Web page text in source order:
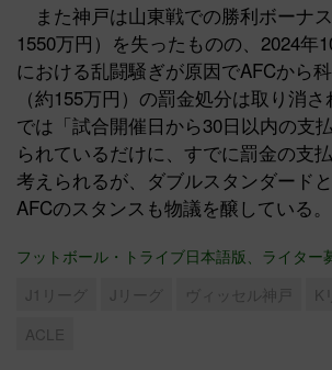
また神戸は山東戦での勝利ボーナ
1550万円）を失ったものの、2024年
における乱闘騒ぎが原因でAFCから
（約155万円）の罰金処分は取り消
では「試合開催日から30日以内の支
られているだけに、すでに罰金の支
考えられるが、ダブルスタンダード
AFCのスタンスも物議を醸している。
フットボール・トライブ日本語版、ライター
J1リーグ Jリーグ ヴィッセル神戸 K
ACLE